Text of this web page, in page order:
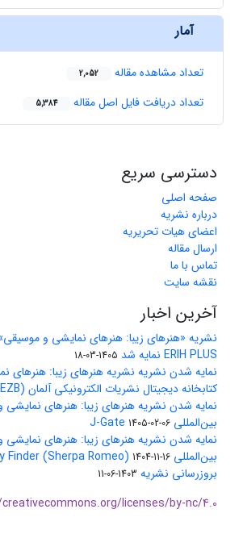
آمار
تعداد مشاهده مقاله 2,052
تعداد دریافت فایل اصل مقاله 5,384
دسترسی سریع
صفحه اصلی
درباره نشریه
اعضای هیات تحریریه
ارسال مقاله
تماس با ما
نقشه سایت
آخرین اخبار
نشریه «هنرهای زیبا: هنرهای نمایشی و موسیقی»
ERIH PLUS نمایه شد
1405-03-18
نمایه شدن نشریه نشریه هنرهای زیبا: هنرهای
کتابخانه دیجیتال نشریات الکترونیکی آلمان (EZB)
نمایه شدن نشریه هنرهای زیبا: هنرهای نمایشی
بین‌المللی J-Gate 1405-02-06
نمایه شدن نشریه هنرهای زیبا: هنرهای نمایشی
بین‌المللی Open Policy Finder (Sherpa Romeo) 1404-11-16
بروزرسانی نشریه 1403-06-11
licenses/by-nc/4.0/